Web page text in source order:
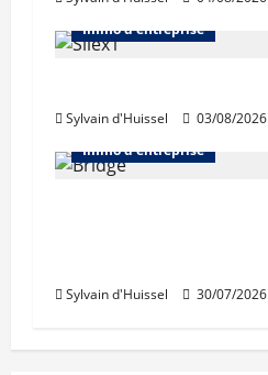
Immo d'entreprise
Sylvain d'Huissel 03/08/2026
Abonnés
Bureaux
Immo d'entreprise
Sylvain d'Huissel 30/07/2026